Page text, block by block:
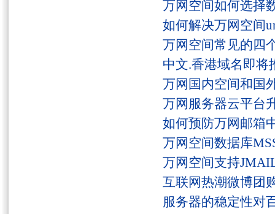
万网空间如何选择
如何解决万网空间
万网空间常见的四
中文.香港域名即将
万网国内空间和国
万网服务器云平台
如何预防万网邮箱
万网空间数据库
万网空间支持
互联网热潮微博团
服务器的稳定性对